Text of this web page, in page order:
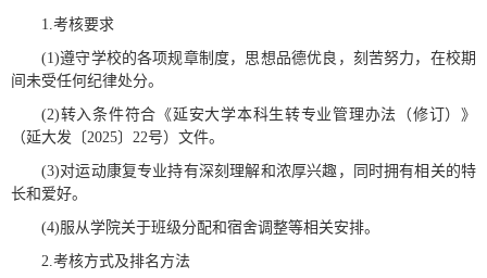
1.考核要求
(1)遵守学校的各项规章制度，思想品德优良，刻苦努力，在校期
间未受任何纪律处分。
(2)转入条件符合《延安大学本科生转专业管理办法（修订）》
（延大发〔2025〕22号）文件。
(3)对运动康复专业持有深刻理解和浓厚兴趣，同时拥有相关的特
长和爱好。
(4)服从学院关于班级分配和宿舍调整等相关安排。
2.考核方式及排名方法